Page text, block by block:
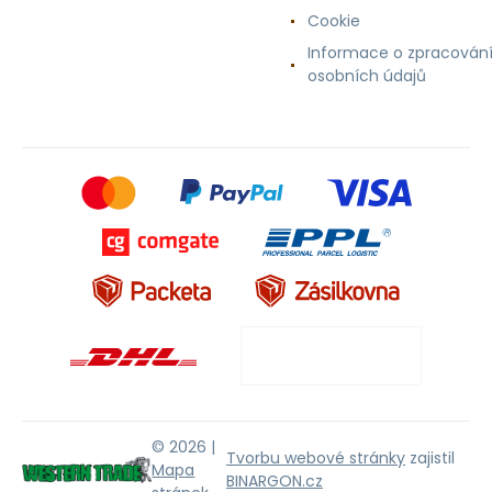
Cookie
Informace o zpracování
osobních údajů
© 2026 |
Mapa
Tvorbu webové stránky zajistil
BINARGON.cz